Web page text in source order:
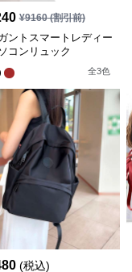
¥9160(割引前)
ントスマートレディー
コンリュック
全3色
(税込)